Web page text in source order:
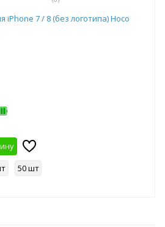
iPhone 7 / 8 (без логотипа) Hoco
50 шт